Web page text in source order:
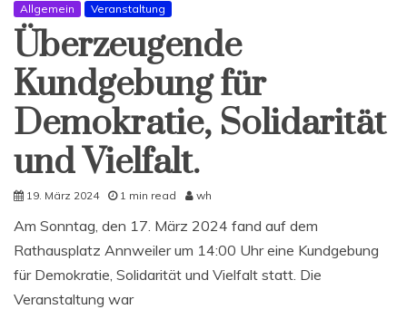
Allgemein Veranstaltung
Überzeugende
Kundgebung für
Demokratie, Solidarität
und Vielfalt.
19. März 2024 1 min read wh
Am Sonntag, den 17. März 2024 fand auf dem
Rathausplatz Annweiler um 14:00 Uhr eine Kundgebung
für Demokratie, Solidarität und Vielfalt statt. Die
Veranstaltung war